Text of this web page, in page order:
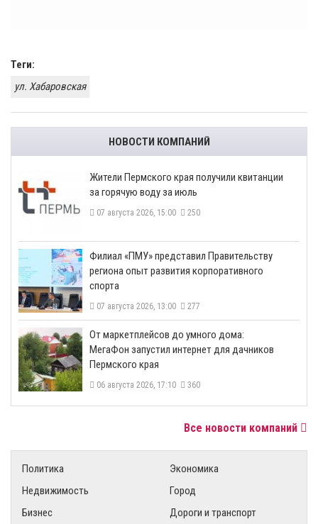
Теги:
ул. Хабаровская
НОВОСТИ КОМПАНИЙ
​Жители Пермского края получили квитанции
за горячую воду за июль
07 августа 2026, 15:00 250
​Филиал «ПМУ» представил Правительству
региона опыт развития корпоративного
спорта
07 августа 2026, 13:00 277
От маркетплейсов до умного дома:
МегаФон запустил интернет для дачников
Пермского края
06 августа 2026, 17:10 360
Все новости компаний
Политика
Экономика
Недвижимость
Город
Бизнес
Дороги и транспорт